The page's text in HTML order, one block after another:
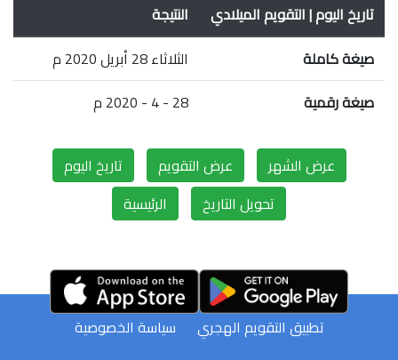
تاريخ اليوم | التقويم الميلادي
النتيجة
صيغة كاملة
الثلاثاء 28 أبريل 2020 م
صيغة رقمية
28 - 4 - 2020 م
عرض الشهر عرض التقويم
تاريخ اليوم
تحويل التاريخ
الرئيسية
سياسة الخصوصية
تطبيق التقويم الهجري